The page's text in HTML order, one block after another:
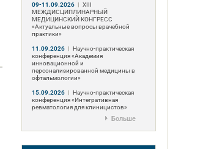
09-11.09.2026 | ХIII
МЕЖДИСЦИПЛИНАРНЫЙ
МЕДИЦИНСКИЙ КОНГРЕСС
«Актуальные вопросы врачебной
практики»
11.09.2026 | Научно-практическая
конференция «Академия
инновационной и
персонализированной медицины в
офтальмологии»
15.09.2026 | Научно-практическая
конференция «Интегративная
ревматология для клиницистов»
Больше